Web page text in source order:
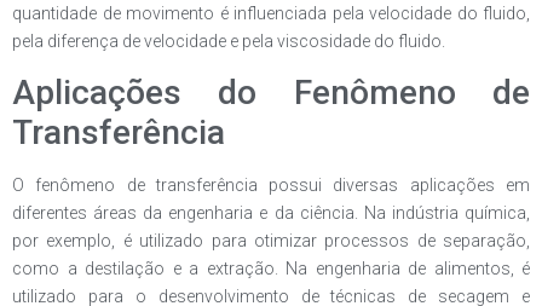
quantidade de movimento é influenciada pela velocidade do fluido,
pela diferença de velocidade e pela viscosidade do fluido.
Aplicações do Fenômeno de
Transferência
O fenômeno de transferência possui diversas aplicações em
diferentes áreas da engenharia e da ciência. Na indústria química,
por exemplo, é utilizado para otimizar processos de separação,
como a destilação e a extração. Na engenharia de alimentos, é
utilizado para o desenvolvimento de técnicas de secagem e